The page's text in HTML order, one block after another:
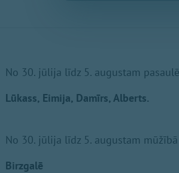
No 30. jūlija līdz 5. augustam
Lūkass, Eimija, Damīrs, Alberts.
No 30. jūlija līdz 5. augustam
Birzgalē